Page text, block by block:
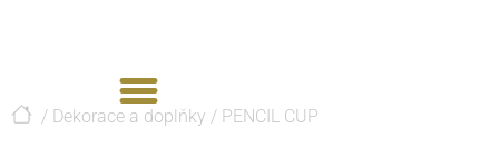
/ Dekorace a doplňky / PENCIL CUP